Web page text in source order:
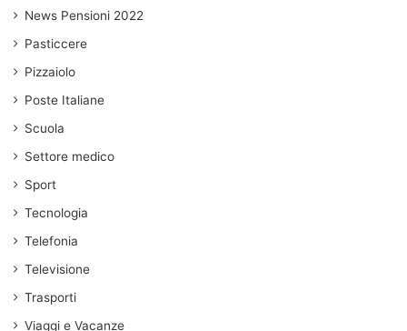
News Pensioni 2022
Pasticcere
Pizzaiolo
Poste Italiane
Scuola
Settore medico
Sport
Tecnologia
Telefonia
Televisione
Trasporti
Viaggi e Vacanze